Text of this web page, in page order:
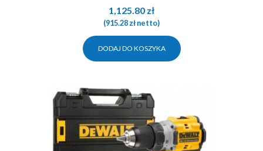
1,125.80 zł
(915.28złnetto)
DODAJ DO KOSZYKA